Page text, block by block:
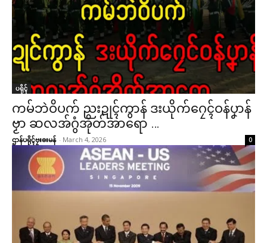
ပရိုၚ်
ကမ်ဘဲဝိပက် ညးဍုၚ်ကွာန် ဒးယိုက်ဂၠေၚ်ဝန်ပၞာန်
ဗၟာ ဆလအ်ဂွံအိုတ်အာရော …
ဌာန်ပရိုၚ်ဗၠးၜးမန် - March 4, 2026 0